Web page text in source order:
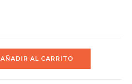
AÑADIR AL CARRITO